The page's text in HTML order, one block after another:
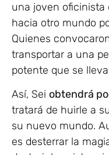
una joven oficinista
hacia otro mundo
Quienes
transportar a una
potente que se
Así, Sei obtendrá
tratará de huirle a
su nuevo mundo.
es desterrar la